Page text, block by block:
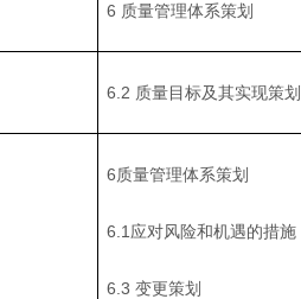
6 质量管理体系策划
6.2 质量目标及其实现策划
6质量管理体系策划
6.1应对风险和机遇的措施
6.3 变更策划